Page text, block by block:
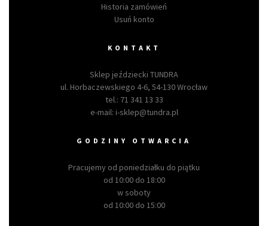
Historia zamówień
Usuń konto
KONTAKT
Sklep jeździecki TUNDRA
ul. Horbaczewskiego 4-6, 54-130 Wrocław
tel.: 71 341 13 33
e-mail: i-sklep@tundra.pl
GODZINY OTWARCIA
Pracujemy od poniedziałku do piątku
od 10:00 do 18:00
w soboty
od 10:00 do 15:00